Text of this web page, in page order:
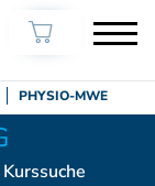
PHYSIO-MWE
Kurssuche